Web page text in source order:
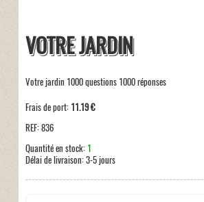
VOTRE JARDIN
Votre jardin 1000 questions 1000 réponses
Frais de port: 11.19 €
REF:836
Quantité en stock: 1
Délai de livraison:3-5 jours